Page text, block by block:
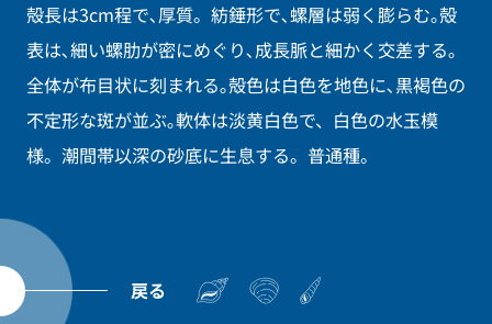
殻長は3cm程で､厚質。紡錘形で､螺層は弱く膨らむ｡殻
表は､細い螺肋が密にめぐり､成長脈と細かく交差する｡
全体が布目状に刻まれる｡殻色は白色を地色に､黒褐色の
不定形な斑が並ぶ｡軟体は淡黄白色で、白色の水玉模
様。潮間帯以深の砂底に生息する。普通種。
戻る